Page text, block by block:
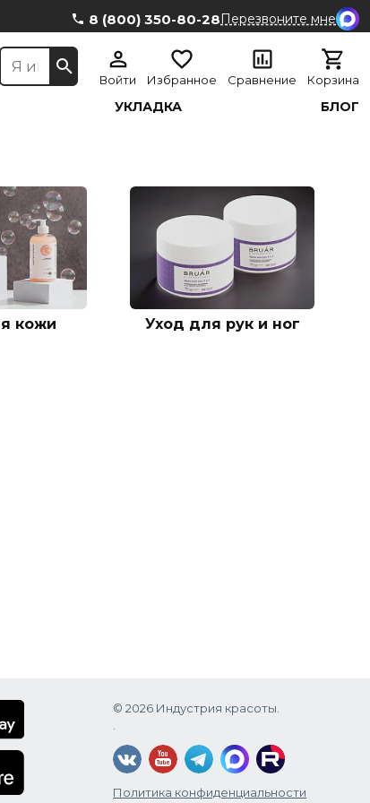
8 (800) 350-80-28Перезвоните мне
Войти Избранное Сравнение Корзина
УКЛАДКА БЛОГ
кожи Уход для рук и ног
© 2026 Индустрия красоты.
Политика конфиденциальности